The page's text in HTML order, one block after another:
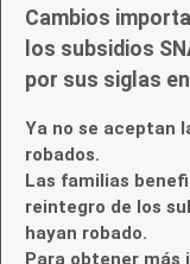
Cambios
los subsidios
por sus siglas
Ya no se aceptan
robados.
Las familias
reintegro de los
hayan robado.
Para obtener más